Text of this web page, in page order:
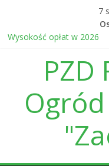
content
7
Wysokość opłat w 2026
energetycznej
Daty otwarcia bramy w
Informacja finansowa
Kielcach za 2025 r.
Daty otwarcia bramy
PZD